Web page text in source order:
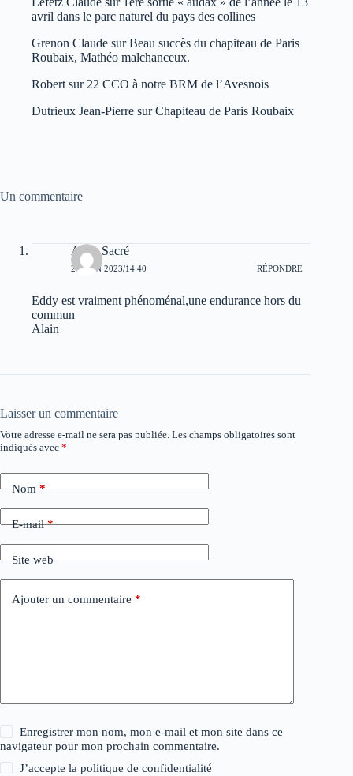
avril dans le parc naturel du pays des collines
Grenon Claude surBeau succès du chapiteau de Paris
Roubaix, Mathéo malchanceux.
Robert sur 22 CCO à notre BRM de l’Avesnois
Dutrieux Jean-Pierre surChapiteau de Paris Roubaix
Un commentaire
Alain Sacré
22 JUIN 2023/14:40 RÉPONDRE
Eddy est vraiment phénoménal,une endurance hors du
commun
Alain
Laisser un commentaire
Votre adresse e-mail ne sera pas publiée. Les champs obligatoires sont
indiqués avec *
Nom*
E-mail*
Site web
Ajouter un commentaire *
Enregistrer mon nom, mon e-mail et mon site dans ce
navigateur pour mon prochain commentaire.
J’accepte lapolitique de confidentialité